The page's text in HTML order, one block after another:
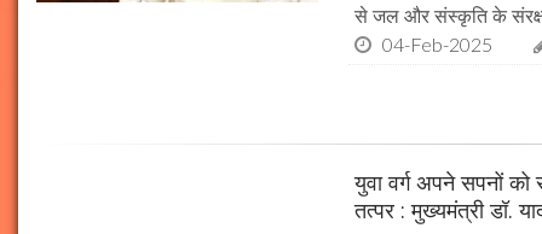
से जल और संस्कृति के
04-Feb-2025
युवा वर्ग अपने सपनों
तत्पर : मुख्यमंत्री डॉ.